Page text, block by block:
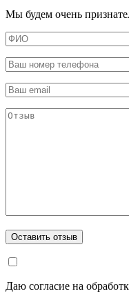
Мы будем очень
Даю согласие на